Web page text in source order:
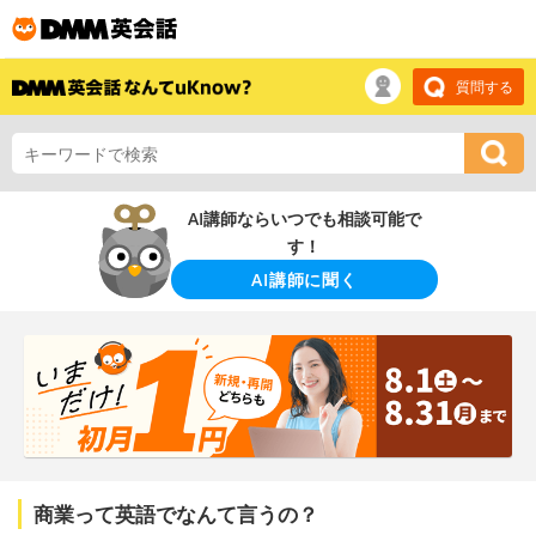
質問する
AI講師ならいつでも相談可能で
す！
AI講師に聞く
商業って英語でなんて言うの？